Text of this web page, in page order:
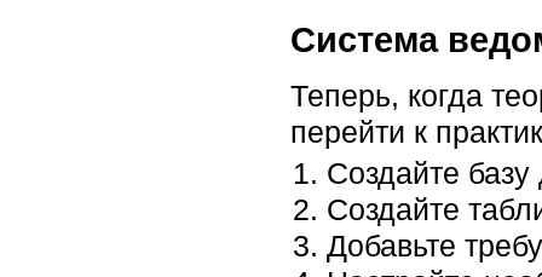
Система
Теперь, когда
перейти к
Создайте
Создайте
Добавьте